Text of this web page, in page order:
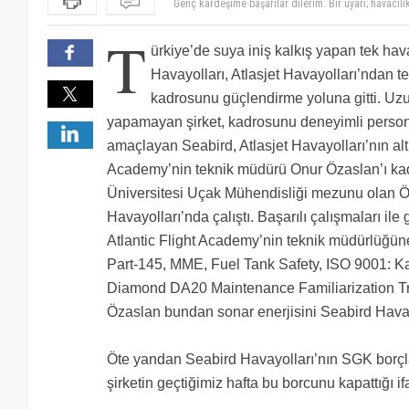
seabird icin akillica bir tercih olmus. Onur atlas'a
Atlastan tanıdıgım kadarıyla başarılı, çalışkan,
olsun
sunu anladım canı yukselmek ısteyen ne kadar
satısı var sırketın anlamadım. sektorde yıllarca
oluyor :) bu arada onura basarılar...o da dusmus
Ne çok zorunuza gidiyor ya
Ben onu bunu bilmem Atlasjet den ayrılıp yeri
ve konuşulur. Atlasjet çalışanı
atlasjet son 1 yilda cok kan kaybetti. benim
alacaklari yerlere gittiler. kalan ekipte profosyonel
gercekten perisan. o kisiler de pek yakinda
lessor'lere. her sivil havacilik bulgusunda kelle
biletin vergisinin derdinde. afa saati uc kurus
akademi. sn. orhan coskun cok degerli ve bilgili
duymamis.onur bey'e basarilar diliyor, seabird'u de
Yusuf İ. K. isimli bir kabin memuru tanıyor
Cok güzel yazi olmuş, Kanadali pilotlar, Kürsad ve
Genç kardeşime başarılar dilerim. Bir uyarı;
disiplininden ve prensiplerinden ödün vermeden,
layığıyla yapmaya bak. Allah yardımcın olsun.
T ürkiye’de suya iniş kalkış yapan tek
Havayolları, Atlasjet Havayolları’ndan
kadrosunu güçlendirme yoluna gitti.
yapamayan şirket, kadrosunu deneyimli
amaçlayan Seabird, Atlasjet Havayolları’nın
Academy’nin teknik müdürü Onur Özaslan’ı
Üniversitesi Uçak Mühendisliği mezunu olan
Havayolları’nda çalıştı. Başarılı çalışmaları
Atlantic Flight Academy’nin teknik
Part-145, MME, Fuel Tank Safety, ISO 9001:
Diamond DA20 Maintenance Familiarization
Özaslan bundan sonar enerjisini Seabird
Öte yandan Seabird Havayolları’nın SGK
şirketin geçtiğimiz hafta bu borcunu kapattığı